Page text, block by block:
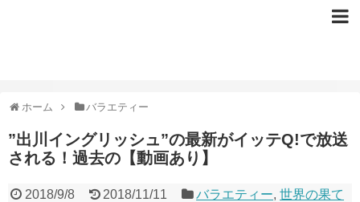
ホーム バラエティー
”出川イングリッシュ”の最新がイッテQ!で放送
される！過去の【動画あり】
2018/9/8 2018/11/11 バラエティー,世界の果て